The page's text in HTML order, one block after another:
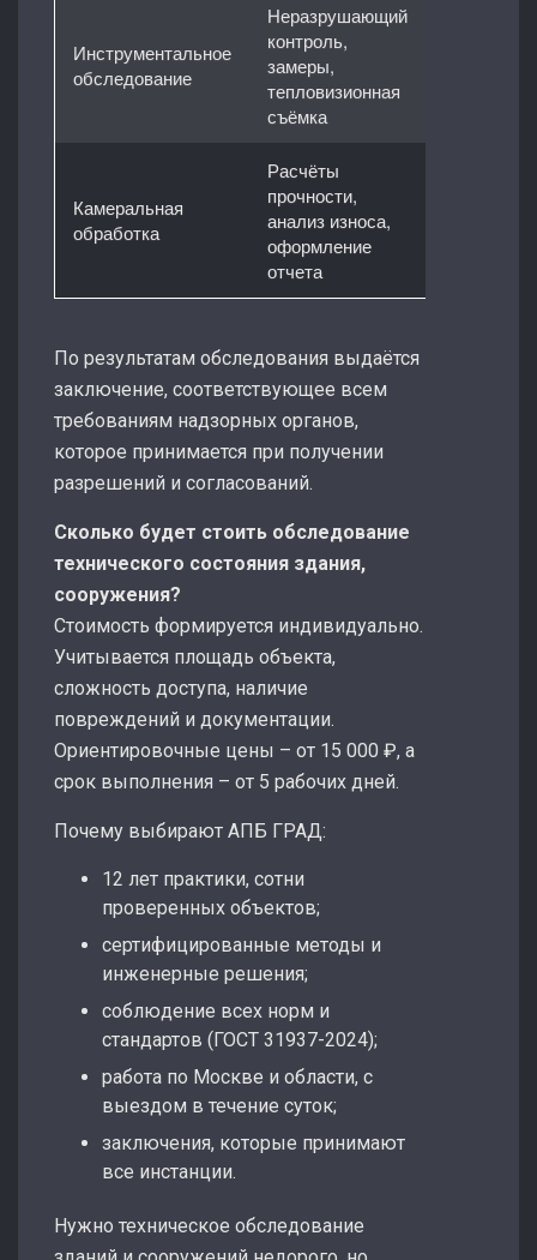
Инструментальное
обследование
Неразрушающий
контроль,
замеры,
тепловизионная
съёмка
Камеральная
обработка
Расчёты
прочности,
анализ износа,
оформление
отчета
По результатам обследования выдаётся
заключение, соответствующее всем
требованиям надзорных органов,
которое принимается при получении
разрешений и согласований.
Сколько будет стоить обследование
технического состояния здания,
сооружения?
Стоимость формируется индивидуально.
Учитывается площадь объекта,
сложность доступа, наличие
повреждений и документации.
Ориентировочные цены – от 15 000 ₽, а
срок выполнения – от 5 рабочих дней.
Почему выбирают АПБ ГРАД:
12 лет практики, сотни
проверенных объектов;
сертифицированные методы и
инженерные решения;
соблюдение всех норм и
стандартов (ГОСТ 31937-2024);
работа по Москве и области, с
выездом в течение суток;
заключения, которые принимают
все инстанции.
Нужно техническое обследование